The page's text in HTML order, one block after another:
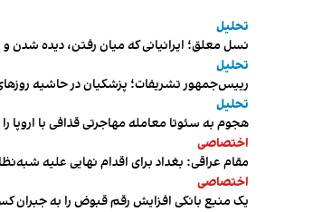
تحلیل
نسل معلق؛ ایرانیانی که میان رفتن، دیده شدن
تحلیل
رییس‌جمهور تشریفات؛ پزشکیان در حاشیه
تحلیل
هجوم به سئوتا معامله مهاجرتی قذافی با اروپا را
اختصاصی
مقام عراقی: بغداد برای اقدام نهایی علیه
اختصاصی
یک منبع بانکی افزایش رقم قبوض را به جبران